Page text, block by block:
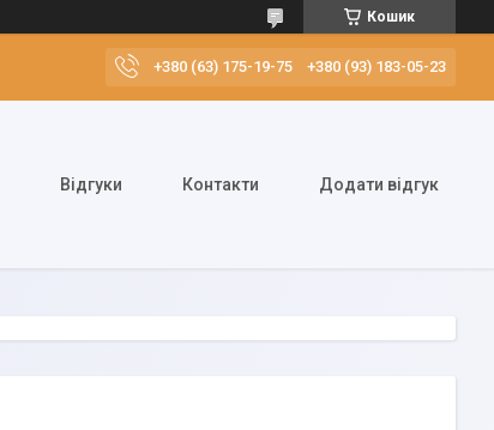
Кошик
+380 (63) 175-19-75 +380 (93) 183-05-23
Відгуки Контакти Додати відгук